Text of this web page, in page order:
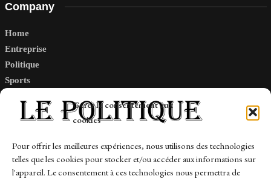
Gérer le consentement aux
cookies
Pour offrir les meilleures expériences, nous utilisons des technologies
telles que les cookies pour stocker et/ou accéder aux informations sur
l'appareil. Le consentement à ces technologies nous permettra de
Company
Home
Entreprise
Politique
Sports
Links